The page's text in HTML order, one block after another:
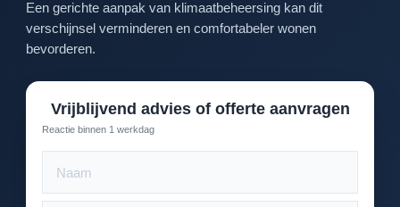
Een gerichte aanpak van klimaatbeheersing kan dit
verschijnsel verminderen en comfortabeler wonen
bevorderen.
Vrijblijvend advies of offerte aanvragen
Reactie binnen 1 werkdag